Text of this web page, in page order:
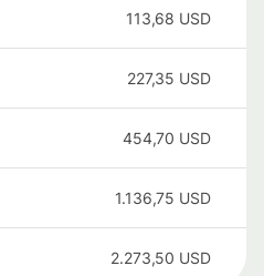
113,68 USD
227,35 USD
454,70 USD
1.136,75 USD
2.273,50 USD